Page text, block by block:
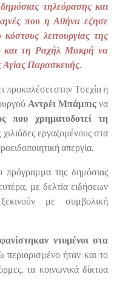
τηλεόρασης και
που η Αθήνα εζησε
λειτουργίας της
τη Ραχήλ Μακρή να
Αγίας Παρασκευής.
προκαλέσει στην Τσεχία η
Αντρέι Μπάμπιςνα
που χρηματοδοτεί τη
εργαζομένους στα
απεργία.
πρόγραμμα της δημόσιας
με δελτία ειδήσεων
με συμβολική
ντυμένοι στα
περιορισμένο ήταν και το
τα κοινωνικά δίκτυα